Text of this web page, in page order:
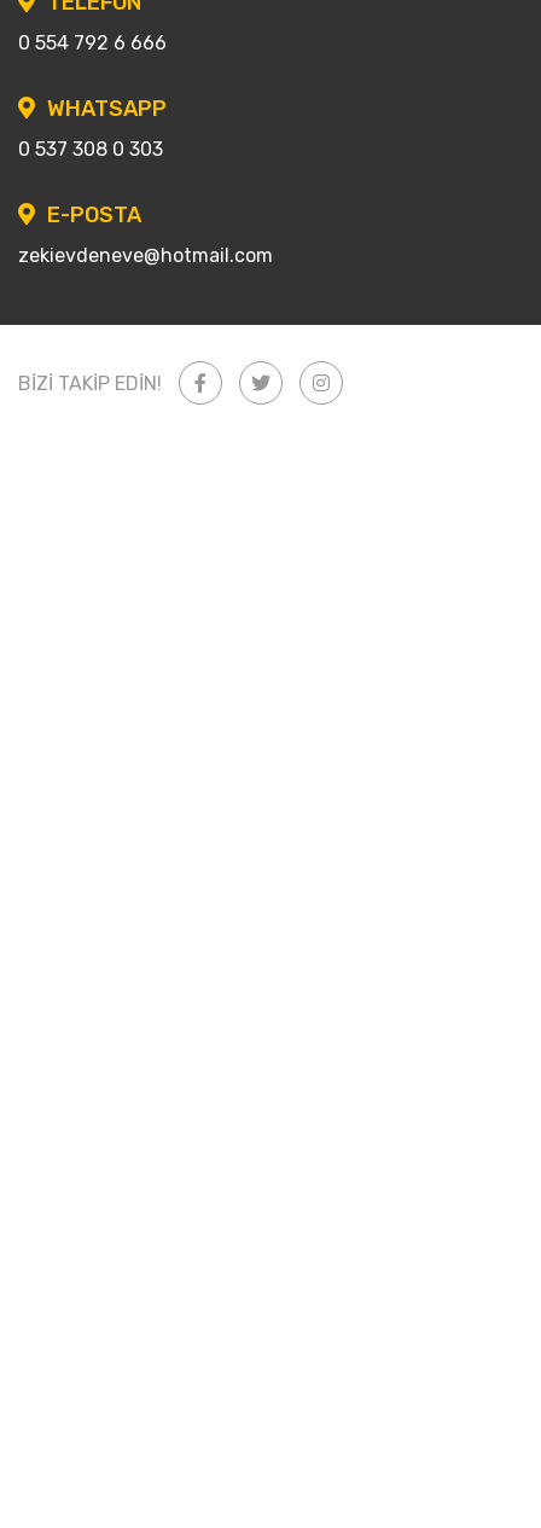
0 554 792 6 666
WHATSAPP
0 537 308 0 303
E-POSTA
zekievdeneve@hotmail.com
BİZİ TAKİP EDİN!